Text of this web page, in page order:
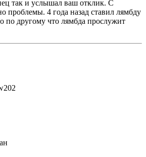
так и услышал ваш отклик. С
проблемы. 4 года назад ставил лямбду
по другому что лямбда прослужит